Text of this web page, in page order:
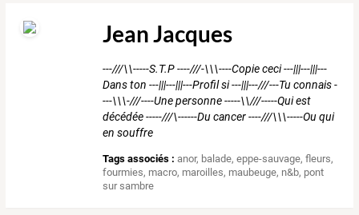
Jean Jacques
---///\\-----S.T.P ----///-\\\----Copie ceci ---|||---|||---
Dans ton ---|||---|||---Profil si ---|||---///---Tu connais -
---\\\-///----Une personne -----\\///-----Qui est
décédée -----///\------Du cancer ----///\\\-----Ou qui
en souffre
Tags associés : anor, balade,eppe-sauvage,fleurs,
fourmies, macro, maroilles, maubeuge, n&b, pont
sur sambre